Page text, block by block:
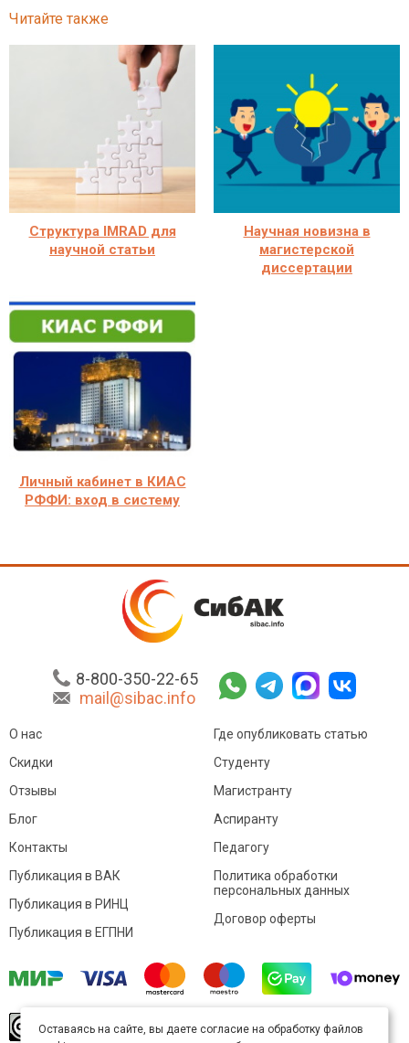
Читайте также
Структура IMRAD для
научной статьи
Научная новизна в
магистерской
диссертации
Личный кабинет в КИАС
РФФИ: вход в систему
8-800-350-22-65
mail@sibac.info
О нас
Скидки
Отзывы
Блог
Контакты
Где опубликовать статью
Студенту
Магистранту
Аспиранту
Педагогу
Публикация в ВАК
Публикация в РИНЦ
Публикация в ЕГПНИ
Политика обработки
персональных данных
Договор оферты
произведение доступно полицензии Creative
Оставаясь на сайте, вы даете согласие на обработку файлов